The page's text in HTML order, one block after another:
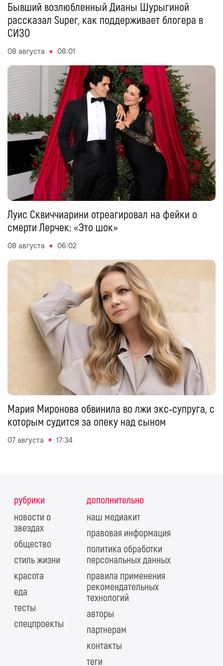
Бывший возлюбленный Дианы Шурыгиной
рассказал Super, как поддерживает блогера в
СИЗО
08 августа 08:01
Луис Сквиччиарини отреагировал на фейки о
смерти Лерчек: «Это шок»
08 августа 06:02
Мария Миронова обвинила во лжи экс‑супруга, с
которым судится за опеку над сыном
07 августа 17:34
рубрики
новости о
звездах
общество
стиль жизни
красота
еда
тесты
спецпроекты
дополнительно
наш медиакит
правовая информация
политика обработки
персональных данных
правила применения
рекомендательных
технологий
авторы
партнерам
контакты
теги